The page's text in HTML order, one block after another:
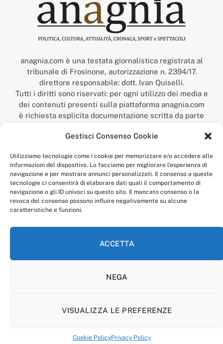
Gestisci Consenso Cookie
Utilizziamo tecnologie come i cookie per memorizzare e/o accedere alle
informazioni del dispositivo. Lo facciamo per migliorare l'esperienza di
navigazione e per mostrare annunci personalizzati. Il consenso a queste
tecnologie ci consentirà di elaborare dati quali il comportamento di
navigazione o gli ID univoci su questo sito. Il mancato consenso o la
revoca del consenso possono influire negativamente su alcune
caratteristiche e funzioni.
ACCETTA
NEGA
VISUALIZZA LE PREFERENZE
Cookie PolicyPrivacy Policy
anagnia.com è una testata giornalistica registrata al
tribunale di Frosinone, autorizzazione n. 2394/17.
direttore responsabile: dott. Ivan Quiselli.
Tutti i diritti sono riservati: per ogni utilizzo dei media e
dei contenuti presenti sulla piattaforma anagnia.com
è richiesta esplicita documentazione scritta da parte
“Anagnia” è un marchio registrato presso l’Ufficio Italiano
Economico,
num. registrazione: 302017000014044 del 9 febbraio 2017.
Per contatti:redazione@anagnia.com
COOKIE POLICY